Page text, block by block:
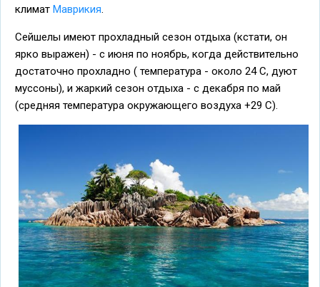
климат Маврикия.
Сейшелы имеют прохладный сезон отдыха (кстати, он
ярко выражен) - с июня по ноябрь, когда действительно
достаточно прохладно ( температура - около 24 С, дуют
муссоны), и жаркий сезон отдыха - с декабря по май
(средняя температура окружающего воздуха +29 С).